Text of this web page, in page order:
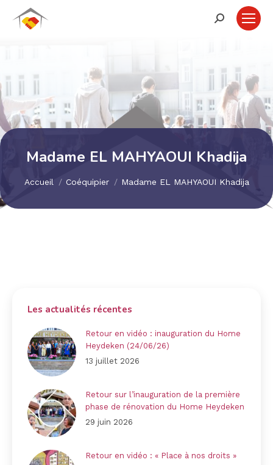
Recherche
Madame EL MAHYAOUI Khadija
Accueil Coéquipier Madame EL MAHYAOUI Khadija
Les actualités récentes
Retour en vidéo : inauguration du Home
Heydeken (24/06/26)
13 juillet 2026
Retour sur l’inauguration de la première
phase de rénovation du Home Heydeken
29 juin 2026
Retour en vidéo : « Place à nos droits »